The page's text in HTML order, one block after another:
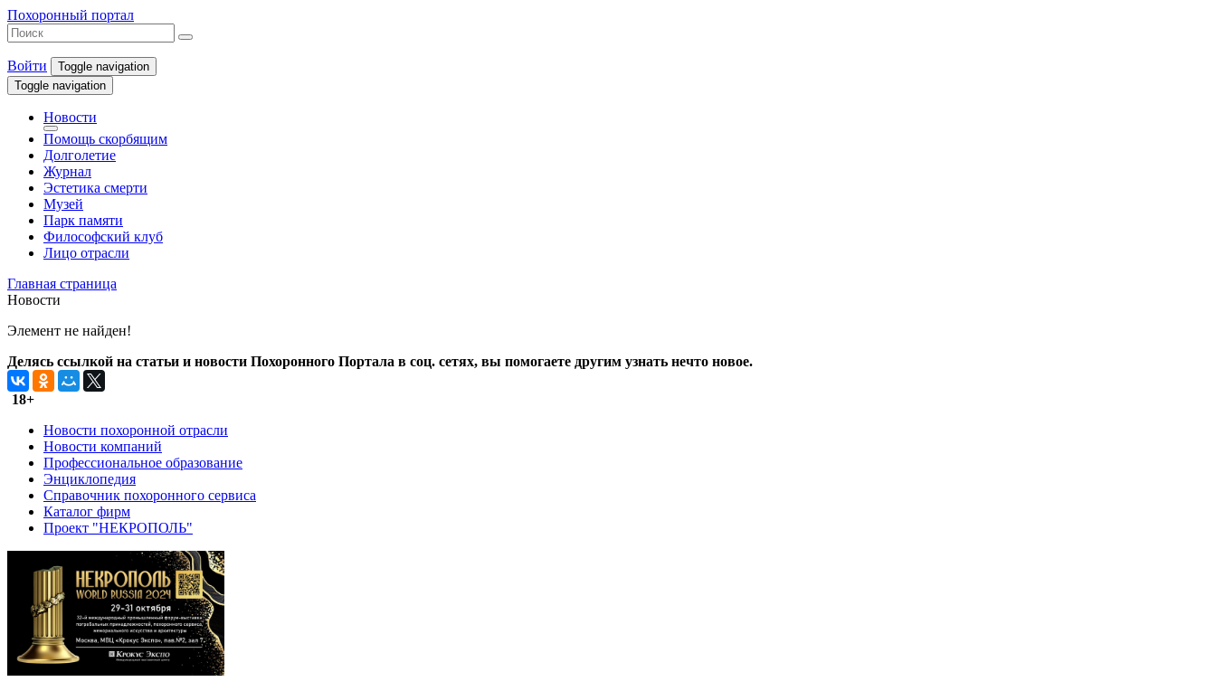
Похоронный портал
Войти
Toggle navigation
Toggle navigation
Новости
Помощь скорбящим
Долголетие
Журнал
Эстетика смерти
Музей
Парк памяти
Философский клуб
Лицо отрасли
Главная страница
Новости
Элемент не найден!
Делясь ссылкой на статьи и новости Похоронного Портала в соц. сетях, вы помогаете другим узнать нечто новое.
18+
Новости похоронной отрасли
Новости компаний
Профессиональное образование
Энциклопедия
Справочник похоронного сервиса
Каталог фирм
Проект "НЕКРОПОЛЬ"